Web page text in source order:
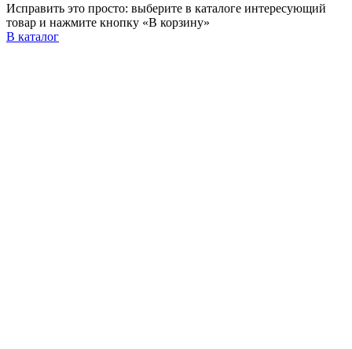
Исправить это просто: выберите в каталоге интересующий
товар и нажмите кнопку «В корзину»
В каталог